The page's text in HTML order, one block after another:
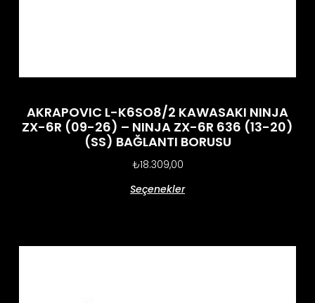
AKRAPOVIC L-K6SO8/2 KAWASAKI NINJA
ZX-6R (09-26) – NINJA ZX-6R 636 (13-20)
(SS) BAĞLANTI BORUSU
₺18.309,00
Seçenekler